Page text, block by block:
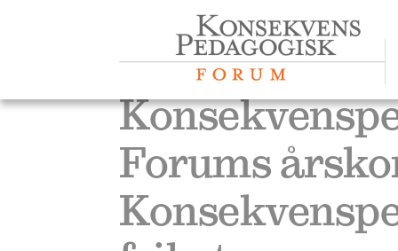
Aktuelt
Publikasjoner
Materiell
Kurs og konferanser
Forums